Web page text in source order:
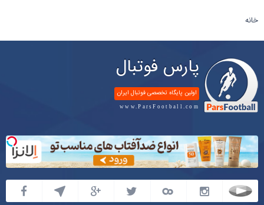
خانه
پارس فوتبال
اولین پایگاه تخصصی فوتبال ایران
www.ParsFootball.com